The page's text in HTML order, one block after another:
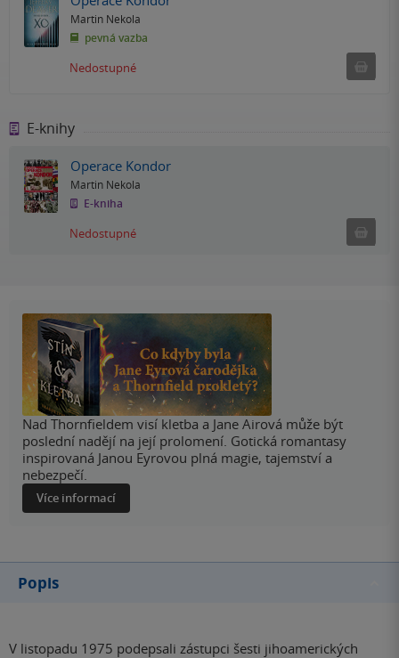
Martin Nekola
pevná vazba
Nedostupné
E-knihy
Operace Kondor
Martin Nekola
E-kniha
Nedostupné
Nad Thornfieldem visí kletba a Jane Airová může být
poslední nadějí na její prolomení. Gotická romantasy
inspirovaná Janou Eyrovou plná magie, tajemství a
nebezpečí.
Více informací
Popis
V listopadu 1975 podepsali zástupci šesti jihoamerických